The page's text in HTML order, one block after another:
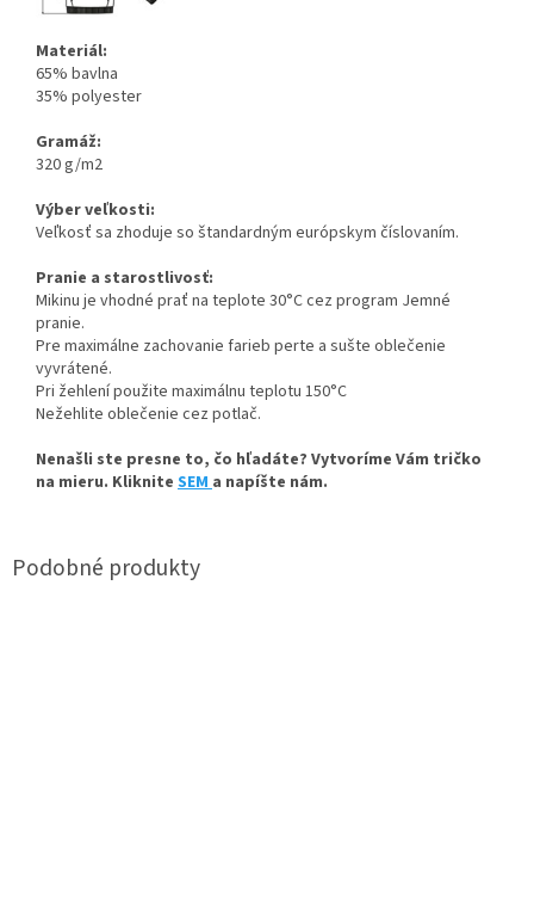
Materiál:
65% bavlna
35% polyester
Gramáž:
320 g/m2
Výber veľkosti:
Veľkosť sa zhoduje so štandardným európskym číslovaním.
Pranie a starostlivosť:
Mikinu je vhodné prať na teplote 30°C cez program Jemné
pranie.
Pre maximálne zachovanie farieb perte a sušte oblečenie
vyvrátené.
Pri žehlení použite maximálnu teplotu 150°C
Nežehlite oblečenie cez potlač.
Nenašli ste presne to, čo hľadáte? Vytvoríme Vám tričko
na mieru. Kliknite SEM a napíšte nám.